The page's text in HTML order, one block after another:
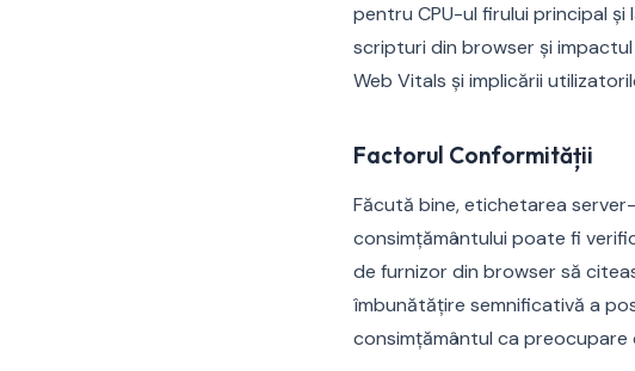
pentru CPU-ul firului principal
scripturi din browser și
Web Vitals și implicării
Factorul Conformității
Făcută bine, etichetarea
consimțământului poate fi
de furnizor din browser să
îmbunătățire semnificativă a
consimțământul ca preocupare